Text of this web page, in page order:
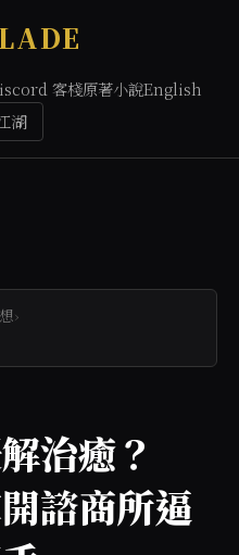
客棧原著小說English
湖
›
治癒？
諮商所逼